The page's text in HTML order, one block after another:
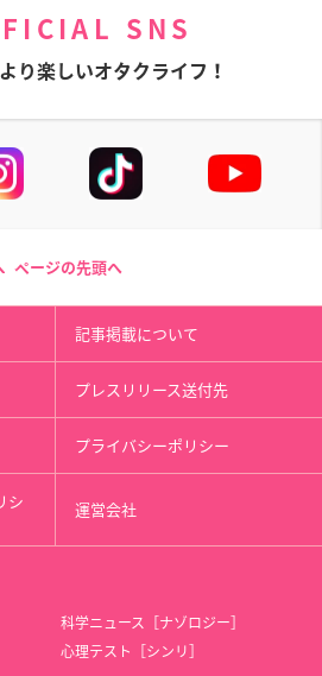
SNS
り楽しいオタクライフ！
ページの先頭へ
記事掲載について
プレスリリース送付先
プライバシーポリシー
シ 運営会社
科学ニュース［ナゾロジー］
心理テスト［シンリ］